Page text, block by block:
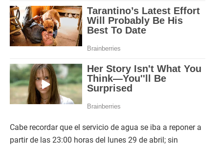
Cabe recordar que el servicio de agua se iba a reponer a
partir de las 23:00 horas del lunes 29 de abril; sin